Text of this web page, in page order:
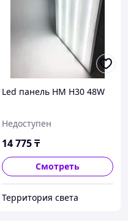
Led панель HM H30 48W
Недоступен
14 775₸
Смотреть
Территория света